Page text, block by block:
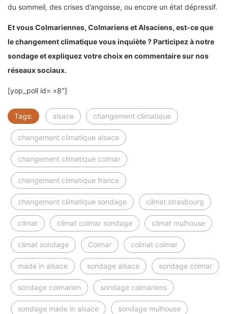
du sommeil, des crises d’angoisse, ou encore un état dépressif.
Et vous Colmariennes, Colmariens et Alsaciens, est-ce que
le changement climatique vous inquiète ? Participez à notre
sondage et expliquez votre choix en commentaire sur nos
réseaux sociaux.
[yop_poll id= »8″]
Tags: alsace changement climatique
changement climatique alsace
changement climatique colmar
changement climatique france
changement climatique sondage cilmat strasbourg
climat climat colmar sondage climat mulhouse
climat sondage Colmar colmat colmar
made in alsace sondage alsace sondage colmar
sondage colmarien sondage colmariens
sondage made in alsace sondage mulhouse